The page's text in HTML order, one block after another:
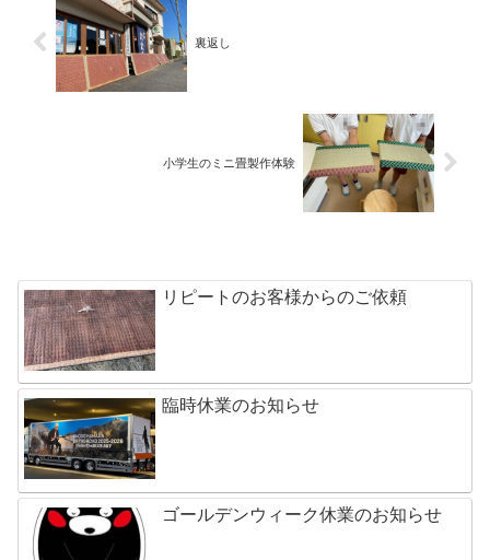
裏返し
小学生のミニ畳製作体験
リピートのお客様からのご依頼
臨時休業のお知らせ
ゴールデンウィーク休業のお知らせ